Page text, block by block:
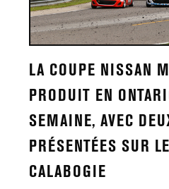
LA COUPE NISSAN
PRODUIT EN
SEMAINE, AVEC
PRÉSENTÉES SUR
CALABOGIE